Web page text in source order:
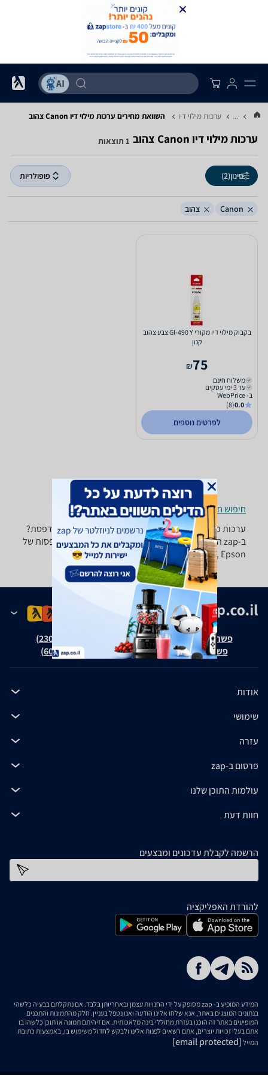
... ערכות מילוי דיו השוואת מחירים ערכות מילוי דיו ‏Canon ‏צהוב
ערכות מילוי דיו ‏Canon ‏צהוב 1 תוצאות
סינון(2) פופולריות
Canon צהוב
בקבוק מילוי דיו מקורי GI-490 Y צבע צהוב
קנון
75
₪
משלוח חינם
עד 3 ימי עסקים
ב- WebPrice
0.0
(8)
לפרטים נוספים
חיפוש חנויות ערכות מילוי דיו לפי עיר
ערכות מילוי דיו - ‏Canon ‏צהוב זקוקים לערכת מילוי למדפסת?
ב-zap השוואת מחירים תמצאו מבחר ערכות מילוי למדפסות של
Canon, Xerox, Epson ועוד.
פשרה בת"צ אבנצ'יק נ' זאפ גרופ (ת"צ 23008-08-20)
פשרה בת"צ כהנים נ' זאפ גרופ (ת"צ 60371-12-19)
אודות
שימושי
עזרה
פרסום ב-zap
עולמות התוכן שלנו
חוות דעת
הרשמה לקבלת עדכונים ומבצעים
להורדת האפליקציה
המידע המופיע ב- zap מסופק על ידי החנויות עצמן ובאחריותן בלבד. אם נתקלתם בבעיה כלשהי
בנתונים המוצגים באתר, אנא שלחו אלינו הודעה ואנו נטפל בעניין. חלק מהתמונות והתכנים
המופיעים באתר זה הוכנו בעזרת מחוללי בינה מלאכותית. אם זיהיתם תמונה או תוכן כלשהו בו
אתם בעלי זכויות יוצרים, אתם רשאים לפנות אלינו ולבקש לחדול משימוש בו, באמצעות כתובת
המייל [email protected]